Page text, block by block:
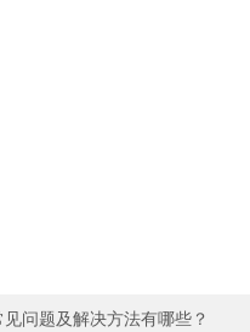
问题及解决方法有哪些？